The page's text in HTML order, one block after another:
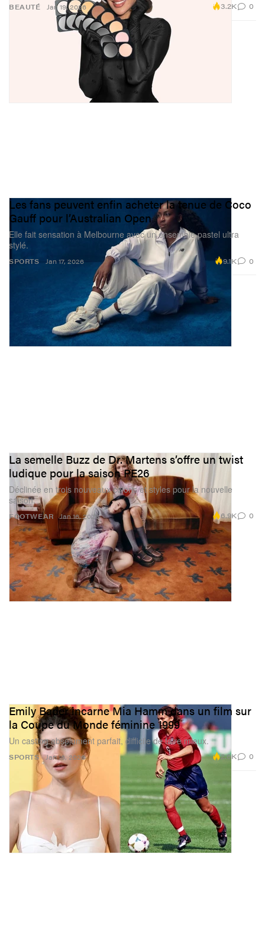
BEAUTÉ Jan 19, 2026 3.2K 0
SPORTS
Les fans peuvent enfin acheter la tenue de Coco
Gauff pour l’Australian Open
Elle fait sensation à Melbourne avec un ensemble pastel ultra
stylé.
Jan 17, 2026 9.1K 0
FOOTWEAR
La semelle Buzz de Dr. Martens s’offre un twist
ludique pour la saison PE26
Déclinée en trois nouveaux coloris et styles pour la nouvelle
saison.
Jan 16, 2026 6.9K 0
SPORTS
Emily Bader incarne Mia Hamm dans un film sur
la Coupe du Monde féminine 1999
Un casting absolument parfait, difficile de faire mieux.
Jan 16, 2026 2.6K 0